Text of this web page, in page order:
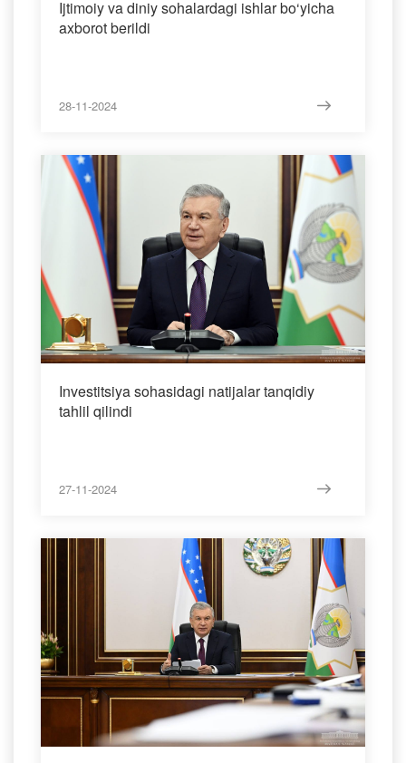
Ijtimoiy va diniy sohalardagi ishlar bo‘yicha
axborot berildi
28-11-2024
Investitsiya sohasidagi natijalar tanqidiy
tahlil qilindi
27-11-2024